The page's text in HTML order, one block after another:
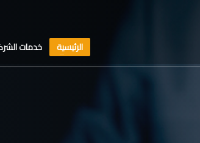
الرئيسية خدمات